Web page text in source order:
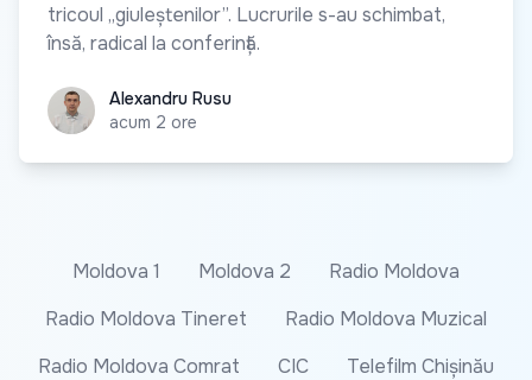
tricoul „giuleștenilor”. Lucrurile s-au schimbat,
însă, radical la conferință.
Alexandru Rusu
Alexandru Rusu
acum 2 ore
Moldova 1 Moldova 2
Radio Moldova
Radio Moldova Tineret
Radio Moldova Muzical
Radio Moldova Comrat
CIC
Telefilm Chișinău